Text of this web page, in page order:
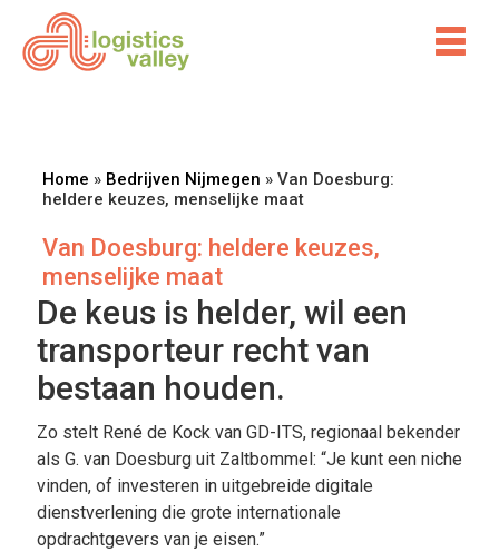
Home » Bedrijven Nijmegen » Van Doesburg:
heldere keuzes, menselijke maat
Van Doesburg: heldere keuzes,
menselijke maat
De keus is helder, wil een
transporteur recht van
bestaan houden.
Zo stelt René de Kock van GD-ITS, regionaal bekender
als G. van Doesburg uit Zaltbommel: “Je kunt een niche
vinden, of investeren in uitgebreide digitale
dienstverlening die grote internationale
opdrachtgevers van je eisen.”